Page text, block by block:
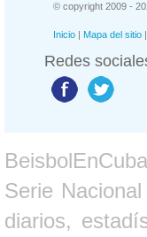
© copyright 2009 -
Inicio | Mapa del sitio |
Redes
Serie
diarios,